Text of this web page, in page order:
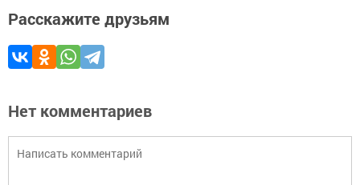
Расскажите друзьям
Нет комментариев